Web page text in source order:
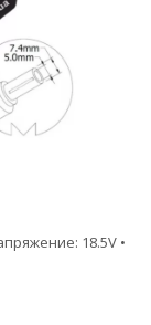
18.5V •